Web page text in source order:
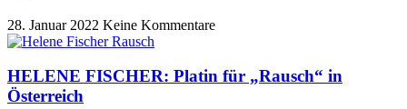
28. Januar 2022 Keine Kommentare
HELENE FISCHER: Platin für „Rausch“ in
Österreich